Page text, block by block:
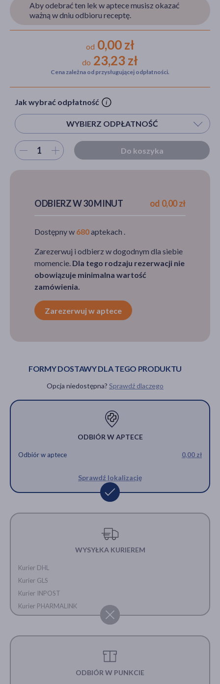
Hit
Aby odebrać ten lek w aptece musisz okazać
ważną w dniu odbioru receptę.
od 0,00 zł
do 23,23 zł
Cena zależna od przysługującej odpłatności.
Jak wybrać odpłatność
WYBIERZ ODPŁATNOŚĆ
Wybierz ilość Do koszyka
ODBIERZ W 30 MINUT od 0,00 zł
Dostępny w 680aptekach .
Zarezerwuj i odbierz w dogodnym dla siebie
momencie. Dla tego rodzaju rezerwacji nie
obowiązuje minimalna wartość
zamówienia.
Zarezerwuj w aptece
FORMY DOSTAWY DLA TEGO PRODUKTU
Opcja niedostępna? Sprawdź dlaczego
ODBIÓR W APTECE
Odbiór w aptece 0,00 zł
Sprawdź lokalizację
WYSYŁKA KURIEREM
Kurier DHL
Kurier GLS
Kurier INPOST
Kurier PHARMALINK
ODBIÓR W PUNKCIE